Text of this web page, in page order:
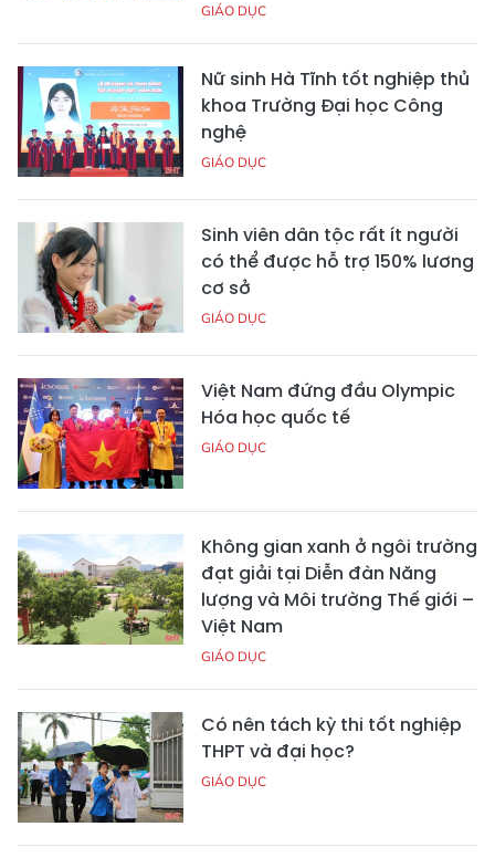
GIÁO DỤC
Nữ sinh Hà Tĩnh tốt nghiệp thủ
khoa Trường Đại học Công
nghệ
GIÁO DỤC
Sinh viên dân tộc rất ít người
có thể được hỗ trợ 150% lương
cơ sở
GIÁO DỤC
Việt Nam đứng đầu Olympic
Hóa học quốc tế
GIÁO DỤC
Không gian xanh ở ngôi trường
đạt giải tại Diễn đàn Năng
lượng và Môi trường Thế giới –
Việt Nam
GIÁO DỤC
Có nên tách kỳ thi tốt nghiệp
THPT và đại học?
GIÁO DỤC